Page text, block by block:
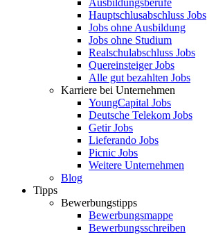
Ausbildungsberufe
Hauptschlusabschluss Jobs
Jobs ohne Ausbildung
Jobs ohne Studium
Realschulabschluss Jobs
Quereinsteiger Jobs
Alle gut bezahlten Jobs
Karriere bei Unternehmen
YoungCapital Jobs
Deutsche Telekom Jobs
Getir Jobs
Lieferando Jobs
Picnic Jobs
Weitere Unternehmen
Blog
Tipps
Bewerbungstipps
Bewerbungsmappe
Bewerbungsschreiben